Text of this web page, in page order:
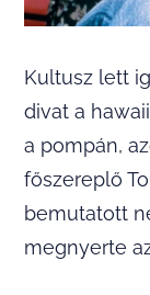
Kultusz lett
divat a
a pompán,
főszereplő
bemutatott
megnyerte